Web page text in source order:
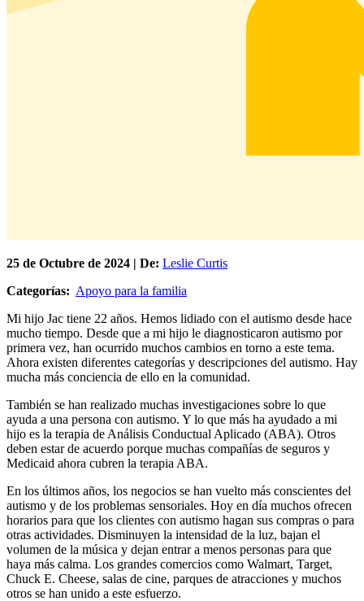
25 de Octubre de 2024 | De: Leslie Curtis
Categorías: Apoyo para la familia
Mi hijo Jac tiene 22 años. Hemos lidiado con el autismo desde hace
mucho tiempo. Desde que a mi hijo le diagnosticaron autismo por
primera vez, han ocurrido muchos cambios en torno a este tema.
Ahora existen diferentes categorías y descripciones del autismo. Hay
mucha más conciencia de ello en la comunidad.
También se han realizado muchas investigaciones sobre lo que
ayuda a una persona con autismo. Y lo que más ha ayudado a mi
hijo es la terapia de Análisis Conductual Aplicado (ABA). Otros
deben estar de acuerdo porque muchas compañías de seguros y
Medicaid ahora cubren la terapia ABA.
En los últimos años, los negocios se han vuelto más conscientes del
autismo y de los problemas sensoriales. Hoy en día muchos ofrecen
horarios para que los clientes con autismo hagan sus compras o para
otras actividades. Disminuyen la intensidad de la luz, bajan el
volumen de la música y dejan entrar a menos personas para que
haya más calma. Los grandes comercios como Walmart, Target,
Chuck E. Cheese, salas de cine, parques de atracciones y muchos
otros se han unido a este esfuerzo.